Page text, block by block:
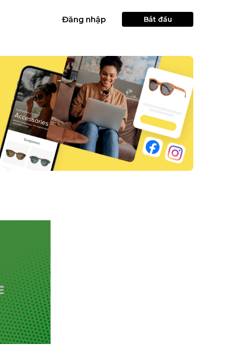
Đăng nhập Bắt đầu